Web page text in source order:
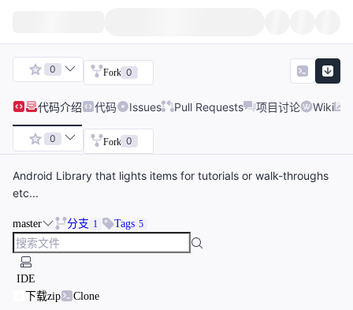
0 Fork 0
代码介绍 代码 Issues Pull Requests 项目讨论 Wiki
0 Fork 0
Android Library that lights items for tutorials or walk-throughs
etc...
master 分支 1 Tags 5
IDE
下载zip
Clone